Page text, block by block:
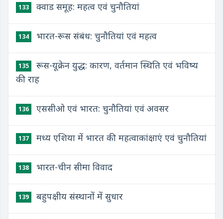
133 क्वाड समूह: महत्व एवं चुनौतियां
134 भारत-रूस संबंध: चुनौतियां एवं महत्व
135
रूस-यूक्रेन युद्ध: कारण, वर्तमान स्थिति एवं भविष्य
की राह
136 एससीओ एवं भारत: चुनौतियां एवं अवसर
137 मध्य एशिया में भारत की महत्वाकांक्षाएं एवं चुनौतियां
138 भारत-चीन सीमा विवाद
139 बहुपक्षीय संस्थानों में सुधार